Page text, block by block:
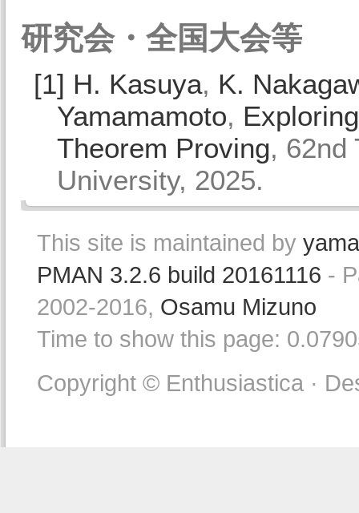
研究会・全国大会等
[1] H. Kasuya, K.
Yamamamoto,
Theorem Proving, 62nd
University, 2025.
This site is maintained by
PMAN 3.2.6 build 20161116 -
2002-2016, Osamu Mizuno
Time to show this page:
Copyright © Enthusiastica ·